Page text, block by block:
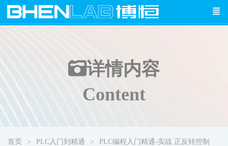
详情内容
Content
首页 PLC入门到精通 PLC编程入门精通-实战 正反转控制